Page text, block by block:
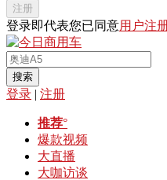
注册
登录即代表您已同意用户注
搜索
登录 | 注册
推荐°
爆款视频
大直播
大咖访谈